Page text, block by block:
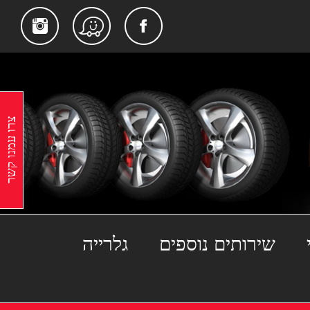
Facebook
Waze
שירותים נוספים
גלרייה
צרו עמנו קשר